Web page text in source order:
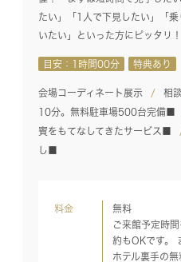
たい」「1人で下見したい」「
いたい」といった方にピッタリ！
目安：1時間00分 特典あり
会場コーディネート展示 相
10分。無料駐車場500台完備■
賓をもてなしてきたサービス■
し■
料金
無料
ご来館予定時
約もOKです。
ホテル裏手の